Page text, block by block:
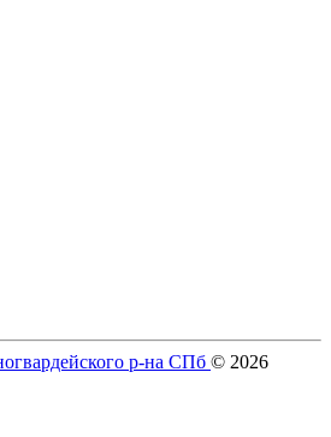
р-на СПб © 2026